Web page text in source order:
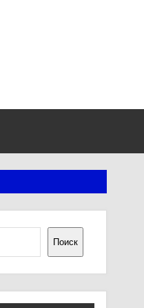
Поиск